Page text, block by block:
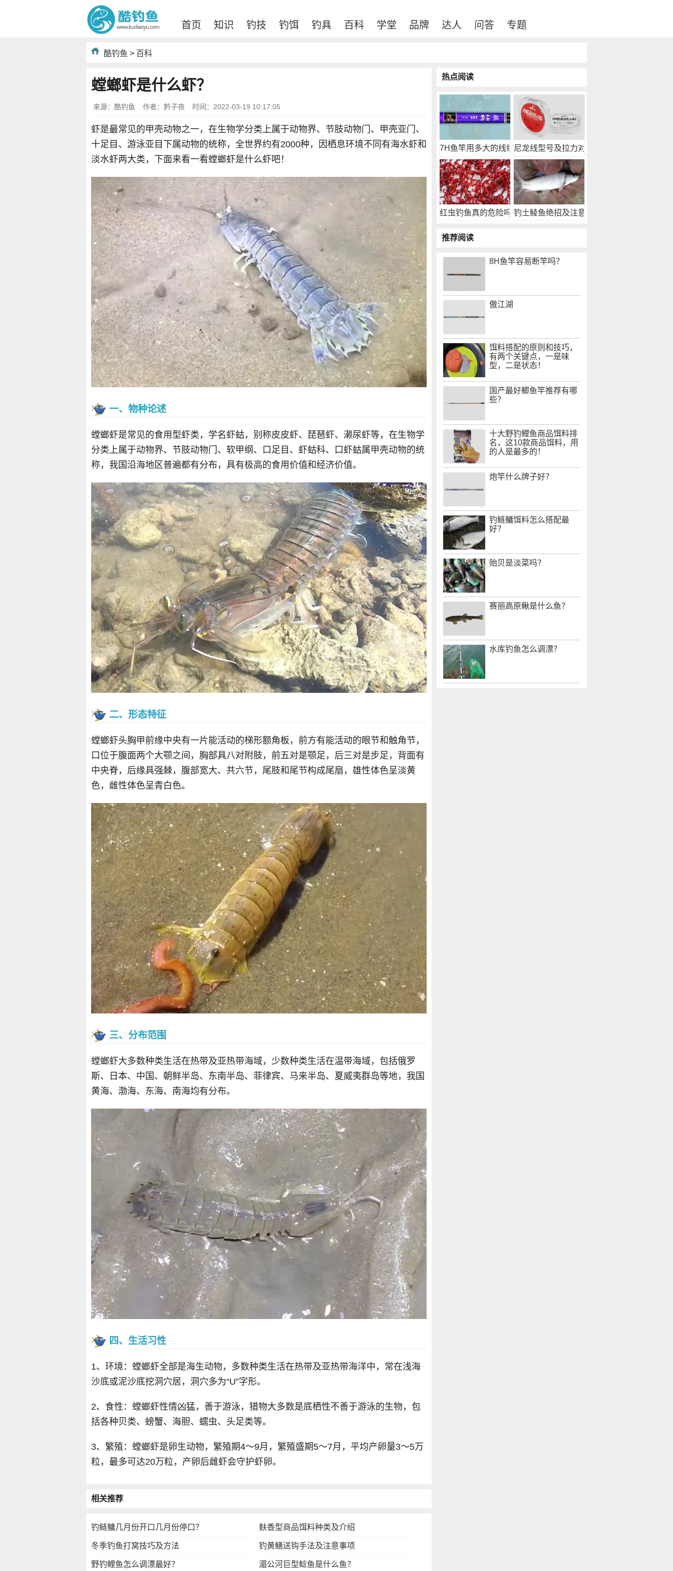
首页 知识 钓技 钓饵 钓具 百科 学堂 品牌 达人 问答 专题
酷钓鱼 > 百科
螳螂虾是什么虾？
来源：酷钓鱼 作者：黔子夜 时间：2022-03-19 10:17:05
虾是最常见的甲壳动物之一，在生物学分类上属于动物界、节肢动物门、甲壳亚门、
十足目、游泳亚目下属动物的统称，全世界约有2000种，因栖息环境不同有海水虾和
淡水虾两大类，下面来看一看螳螂虾是什么虾吧！
一、物种论述
螳螂虾是常见的食用型虾类，学名虾蛄，别称皮皮虾、琵琶虾、濑尿虾等，在生物学
分类上属于动物界、节肢动物门、软甲纲、口足目、虾蛄科、口虾蛄属甲壳动物的统
称，我国沿海地区普遍都有分布，具有极高的食用价值和经济价值。
二、形态特征
螳螂虾头胸甲前缘中央有一片能活动的梯形额角板，前方有能活动的眼节和触角节，
口位于腹面两个大颚之间，胸部具八对附肢，前五对是颚足，后三对是步足，背面有
中央脊，后缘具强棘，腹部宽大、共六节，尾肢和尾节构成尾扇，雄性体色呈淡黄
色，雌性体色呈青白色。
三、分布范围
螳螂虾大多数种类生活在热带及亚热带海域，少数种类生活在温带海域，包括俄罗
斯、日本、中国、朝鲜半岛、东南半岛、菲律宾、马来半岛、夏威夷群岛等地，我国
黄海、渤海、东海、南海均有分布。
四、生活习性
1、环境：螳螂虾全部是海生动物，多数种类生活在热带及亚热带海洋中，常在浅海
沙底或泥沙底挖洞穴居，洞穴多为“U”字形。
2、食性：螳螂虾性情凶猛，善于游泳，猎物大多数是底栖性不善于游泳的生物，包
括各种贝类、螃蟹、海胆、蠕虫、头足类等。
3、繁殖：螳螂虾是卵生动物，繁殖期4～9月，繁殖盛期5～7月，平均产卵量3～5万
粒，最多可达20万粒，产卵后雌虾会守护虾卵。
相关推荐
钓鲢鳙几月份开口几月份停口？ 麸香型商品饵料种类及介绍
冬季钓鱼打窝技巧及方法 钓黄鳝送钩手法及注意事项
野钓鲤鱼怎么调漂最好？ 湄公河巨型鲶鱼是什么鱼？
热点阅读
7H鱼竿用多大的线组 尼龙线型号及拉力对照
红虫钓鱼真的危险吗？钓土鲮鱼绝招及注意事
推荐阅读
8H鱼竿容易断竿吗？
傲江湖
饵料搭配的原则和技巧，
有两个关键点，一是味
型，二是状态！
国产最好鲫鱼竿推荐有哪
些？
十大野钓鲤鱼商品饵料排
名，这10款商品饵料，用
的人是最多的！
炮竿什么牌子好？
钓鲢鳙饵料怎么搭配最
好？
贻贝是淡菜吗？
赛丽高原鳅是什么鱼？
水库钓鱼怎么调漂？